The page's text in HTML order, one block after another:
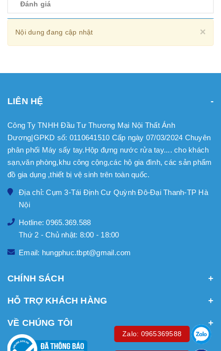
Đánh giá
×
Nội dung đang cập nhật
LIÊN HỆ
Công Ty TNHH Đầu Tư Thương Mại Nội Thất Ánh
Dương|GPKD số: 0110641510 Cấp ngày 07/03/2024 Chuyên
phân phối Máy sấy tay.Hộp đựng nước rửa tay.... cho khách
sạn,văn phòng,khu công cộng,các hộ gia đình, các sản phẩm
đồ gia dụng ,thiết bị vệ sinh trên toàn quốc.
Địa chỉ: Cụm 3-Tái Định Cư Quỳnh Đô-Đại Thanh-TP Hà
Nội
Hotline: 0965.369.588
Thứ 2 - Chủ nhật: 8:00 - 18:00
Email: hungphuc.tbpt@gmail.com
CHÍNH SÁCH
HỖ TRỢ KHÁCH HÀNG
VỀ CHÚNG TÔI
Zalo: 0965369588